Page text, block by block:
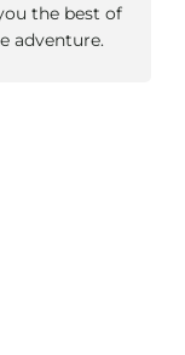
the best of
adventure.